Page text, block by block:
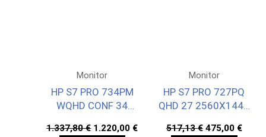
Monitor
HP S7 PRO 734PM
WQHD CONF 34
OFFS
1.337,80€ Il
prezzo
1.220,00 €Il
Monitor
HP S7 PRO 727PQ
QHD 27 2560X1440
517,13€ Il
prezzo
475,00 €Il